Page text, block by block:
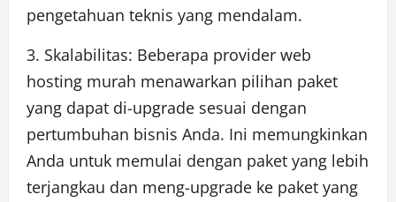
pengetahuan teknis yang mendalam.
3. Skalabilitas: Beberapa provider web
hosting murah menawarkan pilihan paket
yang dapat di-upgrade sesuai dengan
pertumbuhan bisnis Anda. Ini memungkinkan
Anda untuk memulai dengan paket yang lebih
terjangkau dan meng-upgrade ke paket yang